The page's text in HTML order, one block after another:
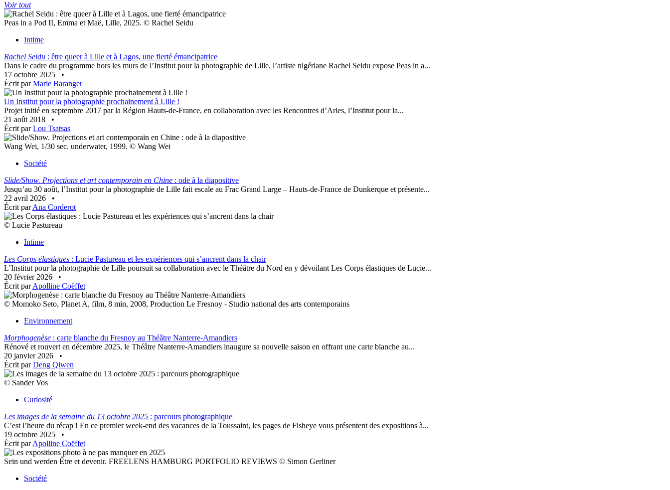
Voir tout
Peas in a Pod II, Emma et Maë, Lille, 2025. © Rachel Seidu
Intime
Rachel Seidu : être queer à Lille et à Lagos, une fierté émancipatrice
Dans le cadre du programme hors les murs de l’Institut pour la photographie de Lille, l’artiste nigériane Rachel Seidu expose Peas in a...
17 octobre 2025
•
Écrit parMarie Baranger
Un Institut pour la photographie prochainement à Lille !
Projet initié en septembre 2017 par la Région Hauts-de-France, en collaboration avec les Rencontres d’Arles, l’Institut pour la...
21 août 2018
•
Écrit parLou Tsatsas
Wang Wei, 1/30 sec. underwater, 1999. © Wang Wei
Société
Slide/Show. Projections et art contemporain en Chine : ode à la diapositive
Jusqu’au 30 août, l’Institut pour la photographie de Lille fait escale au Frac Grand Large – Hauts-de-France de Dunkerque et présente...
22 avril 2026
•
Écrit parAna Corderot
© Lucie Pastureau
Intime
Les Corps élastiques : Lucie Pastureau et les expériences qui s’ancrent dans la chair
L’Institut pour la photographie de Lille poursuit sa collaboration avec le Théâtre du Nord en y dévoilant Les Corps élastiques de Lucie...
20 février 2026
•
Écrit parApolline Coëffet
© Momoko Seto, Planet A, film, 8 min, 2008, Production Le Fresnoy - Studio national des arts contemporains
Environnement
Morphogenèse : carte blanche du Fresnoy au Théâtre Nanterre-Amandiers
Rénové et rouvert en décembre 2025, le Théâtre Nanterre-Amandiers inaugure sa nouvelle saison en offrant une carte blanche au...
20 janvier 2026
•
Écrit parDeng Qiwen
© Sander Vos
Curiosité
Les images de la semaine du 13 octobre 2025 : parcours photographique
C’est l’heure du récap ! En ce premier week-end des vacances de la Toussaint, les pages de Fisheye vous présentent des expositions à...
19 octobre 2025
•
Écrit parApolline Coëffet
Sein und werden Être et devenir. FREELENS HAMBURG PORTFOLIO REVIEWS © Simon Gerliner
Société